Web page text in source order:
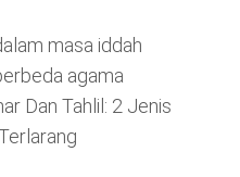
masa iddah
agama
Dan Tahlil: 2 Jenis